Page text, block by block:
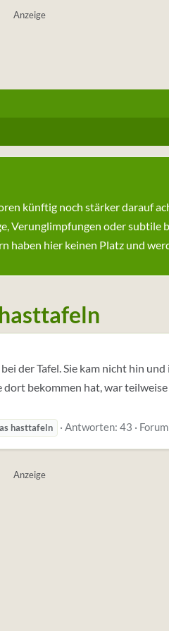
Anzeige
künftig noch stärker darauf
Verunglimpfungen oder subtile
haben hier keinen Platz und
der Tafel. Sie kam nicht hin
dort bekommen hat, war
hasttafeln Antworten: 43
Anzeige